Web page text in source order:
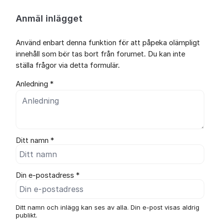
Anmäl inlägget
Använd enbart denna funktion för att påpeka olämpligt
innehåll som bör tas bort från forumet. Du kan inte
ställa frågor via detta formulär.
Anledning *
Ditt namn *
Din e-postadress *
Ditt namn och inlägg kan ses av alla. Din e-post visas aldrig
publikt.